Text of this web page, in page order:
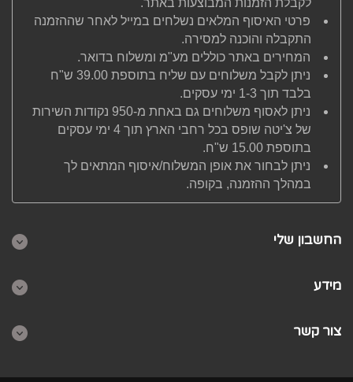
פרטי האיסוף המלאים נשלחים במייל לאחר שההזמנה
התקבלה והוכנה למסירה.
המחירים באתר כוללים מע"מ ומשלוח בדואר.
ניתן לקבל משלוחים עם שליח בתוספת 39.00 ש"ח
בלבד תוך 1-3 ימי עסקים.
ניתן לאסוף משלוחים גם באחת מ-950 נקודות השירות
של צ'יטה שופס בכל רחבי הארץ תוך 4 ימי עסקים
בתוספת 15.00 ש"ח.
ניתן לבחור את אופן המשלוח/איסוף המתאים לך
במהלך ההזמנה, בקופה.
החשבון שלי
מידע
צור קשר